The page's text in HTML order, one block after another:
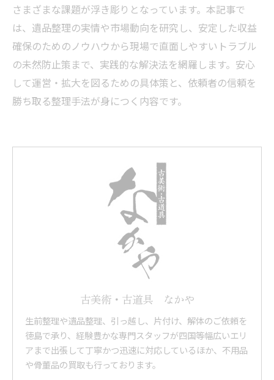
さまざまな課題が浮き彫りとなっています。本記事で
は、遺品整理の実情や市場動向を研究し、安定した収益
確保のためのノウハウから現場で直面しやすいトラブル
の未然防止策まで、実践的な解決法を網羅します。安心
して運営・拡大を図るための具体策と、依頼者の信頼を
勝ち取る整理手法が身につく内容です。
古美術・古道具 なかや
生前整理や遺品整理、引っ越し、片付け、解体のご依頼を
徳島で承り、経験豊かな専門スタッフが四国等幅広いエリ
アまで出張して丁寧かつ迅速に対応しているほか、不用品
や骨董品の買取も行っております。